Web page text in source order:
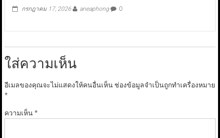
กรกฎาคม 17, 2026 aneaphong 0
ใส่ความเห็น
อีเมลของคุณจะไม่แสดงให้คนอื่นเห็น ช่องข้อมูลจำเป็นถูกทำเครื่องหมาย
*
ความเห็น*